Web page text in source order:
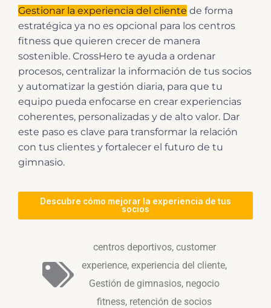
Gestionar la experiencia del cliente de forma
estratégica ya no es opcional para los centros
fitness que quieren crecer de manera
sostenible. CrossHero te ayuda a ordenar
procesos, centralizar la información de tus socios
y automatizar la gestión diaria, para que tu
equipo pueda enfocarse en crear experiencias
coherentes, personalizadas y de alto valor. Dar
este paso es clave para transformar la relación
con tus clientes y fortalecer el futuro de tu
gimnasio.
Descubre cómo mejorar la experiencia de tus
socios
centros deportivos, customer
experience, experiencia del cliente,
Gestión de gimnasios, negocio
fitness, retención de socios